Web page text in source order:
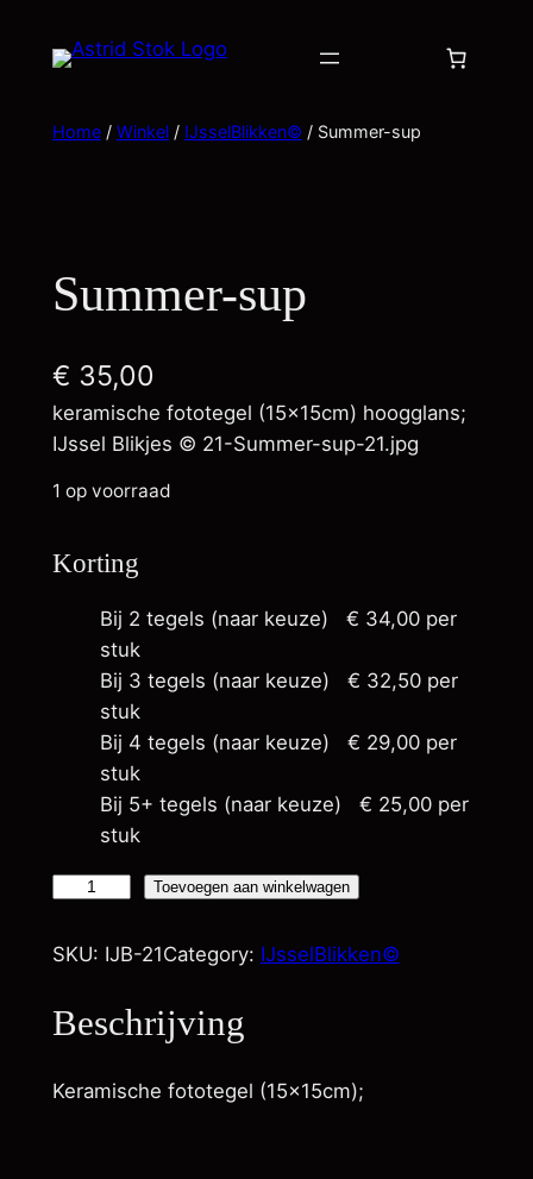
Home/ Winkel/ IJsselBlikken© / Summer-sup
Summer-sup
€ 35,00
keramische fototegel (15x15cm) hoogglans;
IJssel Blikjes © 21-Summer-sup-21.jpg
1 op voorraad
Korting
Bij 2 tegels (naar keuze) € 34,00per
stuk
Bij 3 tegels (naar keuze) € 32,50per
stuk
Bij 4 tegels (naar keuze) € 29,00per
stuk
Bij 5+ tegels (naar keuze) € 25,00per
stuk
m
e
r
s
Toevoegen aan winkelwagen
SKU: IJB-21Category: IJsselBlikken©
Beschrijving
Keramische fototegel (15x15cm);